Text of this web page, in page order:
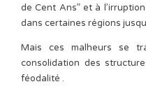
de Cent Ans” et à
dans certaines régions
Mais ces malheurs se
consolidation des
féodalité .